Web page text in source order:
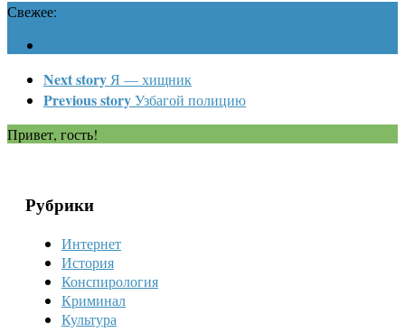
Свежее:
Next story Я — хищник
Previous storyУзбагой полицию
Привет, гость!
Рубрики
Интернет
История
Конспирология
Криминал
Культура